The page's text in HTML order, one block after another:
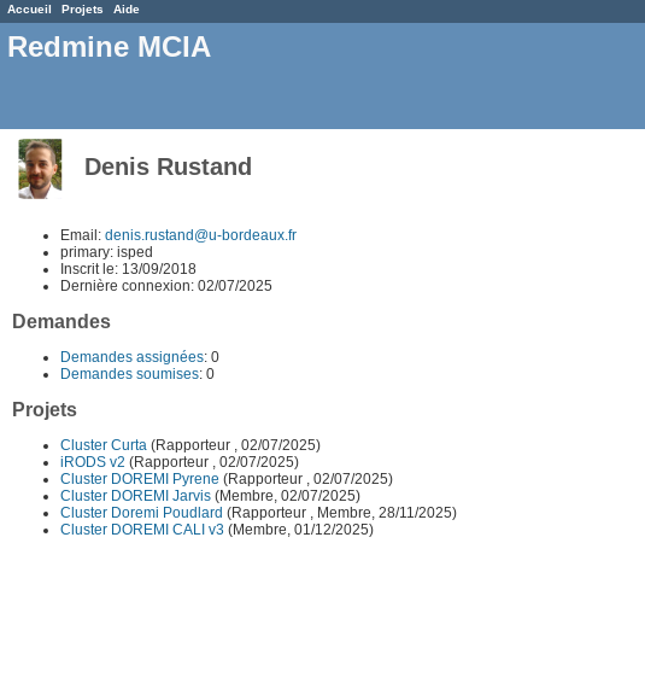
Accueil Projets Aide
Redmine MCIA
Denis Rustand
Email: denis.rustand@u-bordeaux.fr
primary: isped
Inscrit le: 13/09/2018
Dernière connexion: 02/07/2025
Demandes
Demandes assignées: 0
Demandes soumises: 0
Projets
Cluster Curta (Rapporteur , 02/07/2025)
iRODS v2 (Rapporteur , 02/07/2025)
Cluster DOREMI Pyrene (Rapporteur , 02/07/2025)
Cluster DOREMI Jarvis (Membre, 02/07/2025)
Cluster Doremi Poudlard (Rapporteur , Membre, 28/11/2025)
Cluster DOREMI CALI v3 (Membre, 01/12/2025)